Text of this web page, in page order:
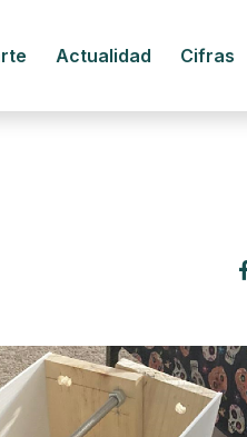
Actualidad Cifras